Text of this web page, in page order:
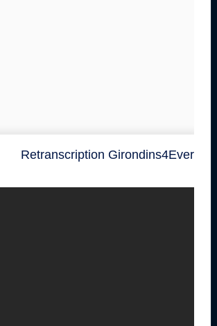
Retranscription Girondins4Ever